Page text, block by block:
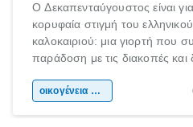
Ο Δεκαπενταύγουστος είναι
κορυφαία στιγμή του ελληνικού
καλοκαιριού: μια γιορτή που
παράδοση με τις διακοπές και
χώρας. Είτε πρόκειται για
οικογένεια & παιδί